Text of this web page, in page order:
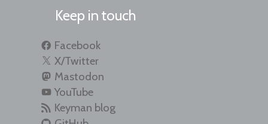
Keep in touch
Facebook
X/Twitter
Mastodon
YouTube
Keyman blog